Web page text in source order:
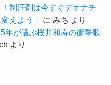
制汗剤は今すぐデオナチ
えよう！
に みち より
年が選ぶ桜井和寿の衝撃歌
より